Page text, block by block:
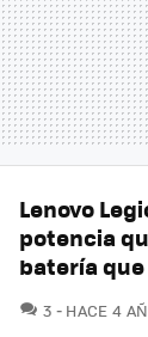
Lenovo
potencia
batería
3 HACE 4